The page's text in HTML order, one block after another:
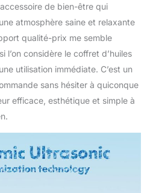
de bien-être qui
atmosphère saine et relaxante
qualité-prix me semble
l’on considère le coffret d’huiles
utilisation immédiate. C’est un
sans hésiter à quiconque
efficace, esthétique et simple à